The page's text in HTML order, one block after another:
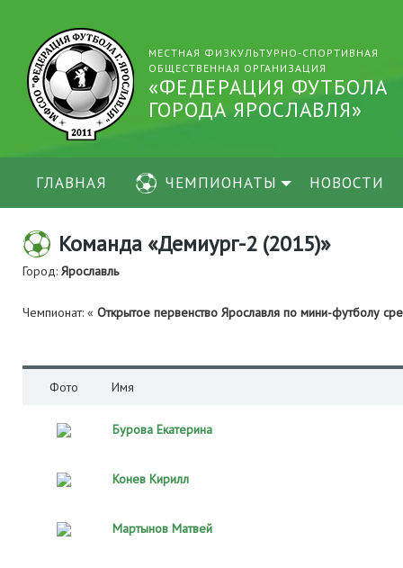
МЕСТНАЯ ФИЗКУЛЬТУРНО-СПОРТИВНАЯ
ОБЩЕСТВЕННАЯ ОРГАНИЗАЦИЯ
«ФЕДЕРАЦИЯ ФУТБОЛА
ГОРОДА ЯРОСЛАВЛЯ»
ГЛАВНАЯ ЧЕМПИОНАТЫ НОВОСТИ
Команда «Демиург-2 (2015)»
Город: Ярославль
Чемпионат: « Открытое первенство Ярославля по мини-футболу
Фото Имя
Бурова Екатерина
Конев Кирилл
Мартынов Матвей